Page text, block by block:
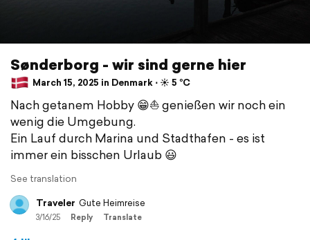
Sønderborg - wir sind gerne hier
March 15, 2025 in Denmark ⋅ ☀️ 5 °C
Nach getanem Hobby 😁⛵ genießen wir noch ein
wenig die Umgebung.
Ein Lauf durch Marina und Stadthafen - es ist
immer ein bisschen Urlaub 😃
See translation
Traveler Gute Heimreise
3/16/25 Reply Translate